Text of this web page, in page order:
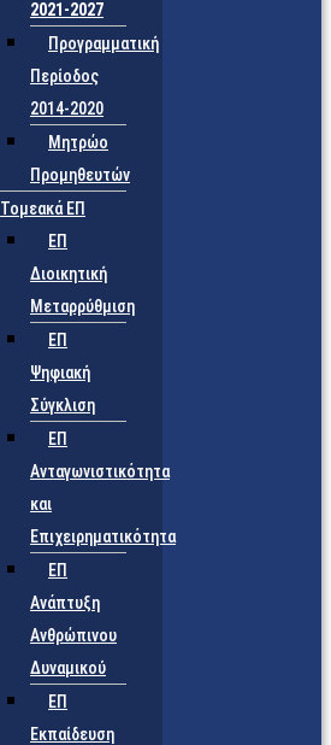
2021-2027
Προγραμματική
Περίοδος
2014-2020
Μητρώο
Προμηθευτών
Τομεακά ΕΠ
ΕΠ
Διοικητική
Μεταρρύθμιση
ΕΠ
Ψηφιακή
Σύγκλιση
ΕΠ
Ανταγωνιστικότητα
και
Επιχειρηματικότητα
ΕΠ
Ανάπτυξη
Ανθρώπινου
Δυναμικού
ΕΠ
Εκπαίδευση